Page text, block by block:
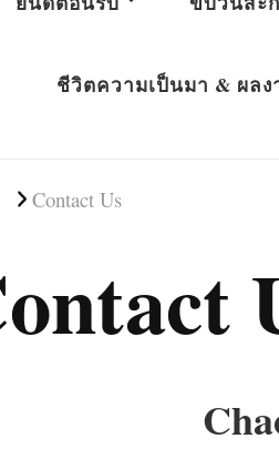
ชีวิตความเป็นมา & ผลง
Contact Us